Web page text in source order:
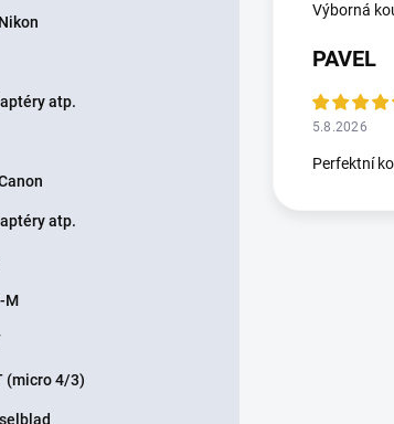
atp.
atp.
M
(micro 4/3)
Výborná
PAVEL
5.8.2026
Perfektní